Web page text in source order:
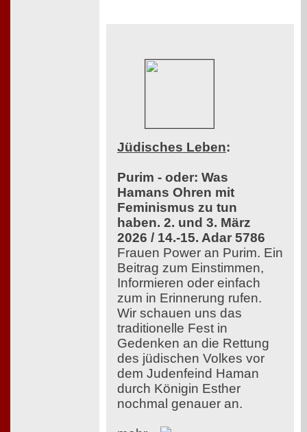
Jüdisches Leben:
Purim - oder: Was
Hamans Ohren mit
Feminismus zu tun
haben. 2. und 3. März
2026 / 14.-15. Adar 5786
Frauen Power an Purim. Ein
Beitrag zum Einstimmen,
Informieren oder einfach
zum in Erinnerung rufen.
Wir schauen uns das
traditionelle Fest in
Gedenken an die Rettung
des jüdischen Volkes vor
dem Judenfeind Haman
durch Königin Esther
nochmal genauer an.